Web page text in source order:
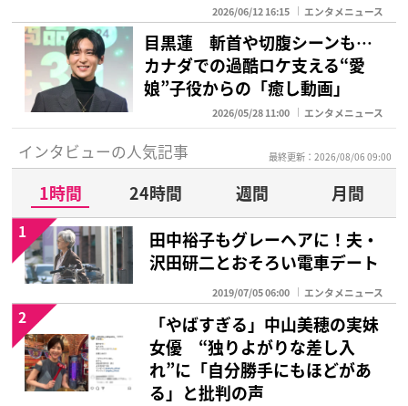
2026/06/12 16:15 エンタメニュース
目黒蓮 斬首や切腹シーンも…
カナダでの過酷ロケ支える“愛
娘”子役からの「癒し動画」
2026/05/28 11:00 エンタメニュース
インタビューの人気記事 最終更新：2026/08/06 09:00
1時間 24時間 週間
月間
田中裕子もグレーヘアに！夫・
沢田研二とおそろい電車デート
2019/07/05 06:00 エンタメニュース
1
「やばすぎる」中山美穂の実妹
女優 “独りよがりな差し入
れ”に「自分勝手にもほどがあ
る」と批判の声
2